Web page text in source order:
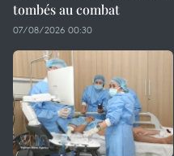
tombés au combat
07/08/2026 00:30